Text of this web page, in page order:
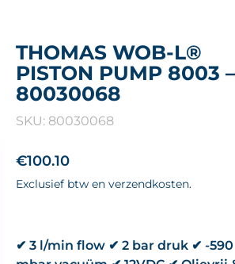
THOMAS WOB-L®
PISTON PUMP 8003 –
80030068
SKU: 80030068
€100.10
Exclusief btw en verzendkosten.
✔ 3 l/min flow ✔ 2 bar druk ✔ -590